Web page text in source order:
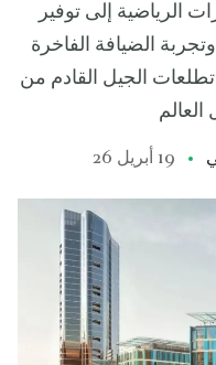
الرياضية إلى توفير
الضيافة الفاخرة
الجيل القادم من
19 أبريل 26